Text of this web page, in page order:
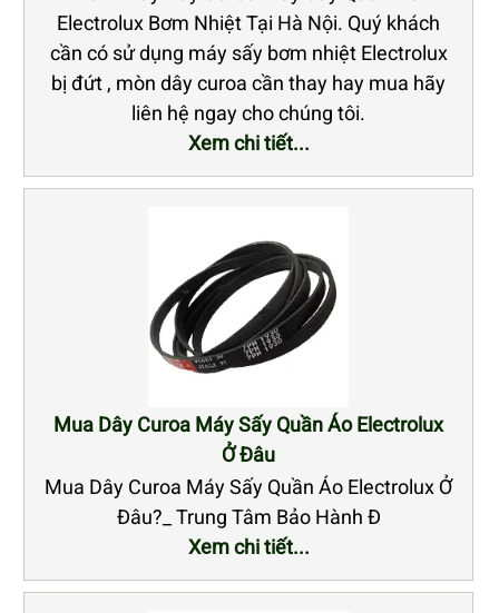
Electrolux Bơm Nhiệt Tại Hà Nội. Quý khách
cần có sử dụng máy sấy bơm nhiệt Electrolux
bị đứt , mòn dây curoa cần thay hay mua hãy
liên hệ ngay cho chúng tôi.
Xem chi tiết...
Mua Dây Curoa Máy Sấy Quần Áo Electrolux
Ở Đâu
Mua Dây Curoa Máy Sấy Quần Áo Electrolux Ở
Đâu?_ Trung Tâm Bảo Hành Đ
Xem chi tiết...